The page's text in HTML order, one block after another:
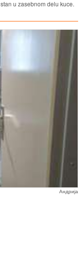
u zasebnom delu kuce.
Андрија